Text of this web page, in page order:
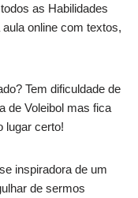
as Habilidades
online com textos,
Tem dificuldade de
de Voleibol mas fica
lugar certo!
inspiradora de um
de sermos